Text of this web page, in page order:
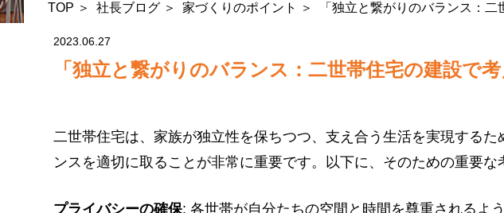
TOP 社長ブログ 家づくりのポイント 「独立と繋がりのバランス：
2023.06.27
「独立と繋がりのバランス：二世帯住宅の建設で
二世帯住宅は、家族が独立性を保ちつつ、支え合う生活を実現する
ンスを適切に取ることが非常に重要です。以下に、そのための重要な
プライバシーの確保: 各世帯が自分たちの空間と時間を尊重されるよ